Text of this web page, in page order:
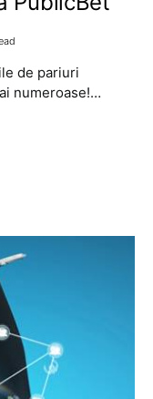
de pariuri
numeroase!…